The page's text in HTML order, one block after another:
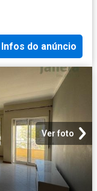
Infos do anúncio
Ver foto